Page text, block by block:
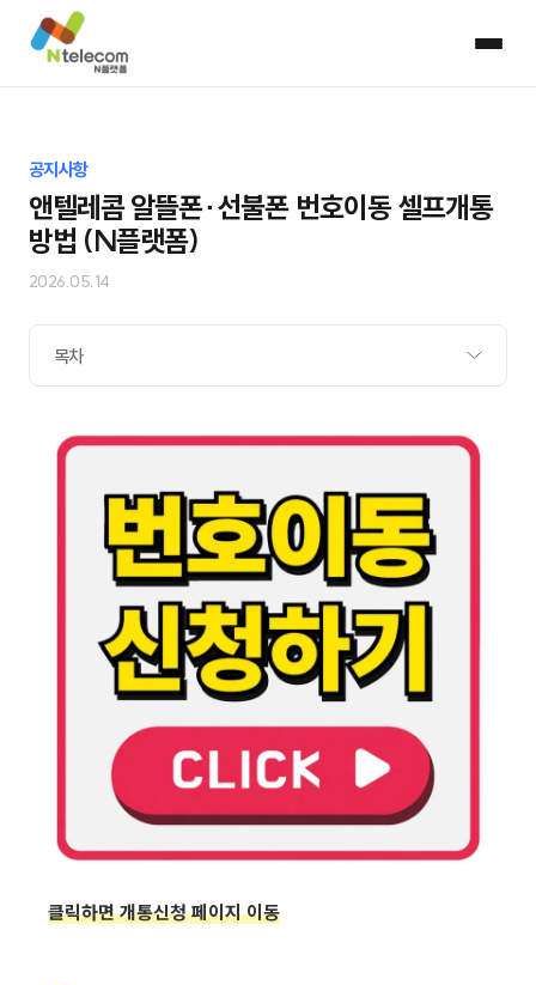
공지사항
앤텔레콤 알뜰폰∙선불폰 번호이동 셀프개통
방법 (N플랫폼)
2026.05.14
목차
클릭하면 개통신청 페이지 이동